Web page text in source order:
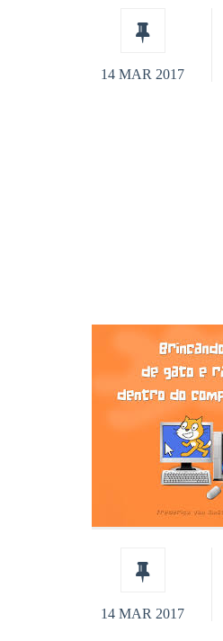
14 MAR 2017
14 MAR 2017